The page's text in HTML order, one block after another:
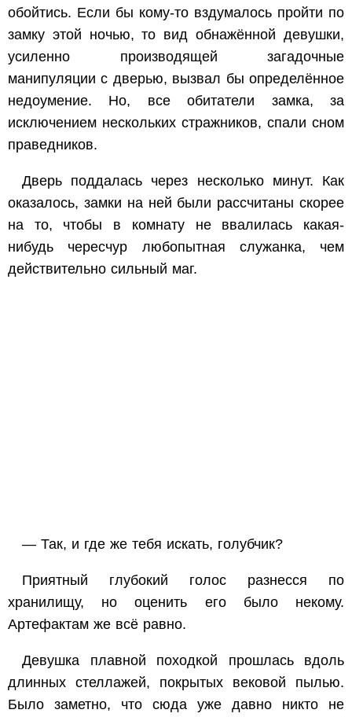
обойтись. Если бы кому-то вздумалось пройти по
замку этой ночью, то вид обнажённой девушки,
усиленно производящей загадочные
манипуляции с дверью, вызвал бы определённое
недоумение. Но, все обитатели замка, за
исключением нескольких стражников, спали сном
праведников.
Дверь поддалась через несколько минут. Как
оказалось, замки на ней были рассчитаны скорее
на то, чтобы в комнату не ввалилась какая-
нибудь чересчур любопытная служанка, чем
действительно сильный маг.
— Так, и где же тебя искать, голубчик?
Приятный глубокий голос разнесся по
хранилищу, но оценить его было некому.
Артефактам же всё равно.
Девушка плавной походкой прошлась вдоль
длинных стеллажей, покрытых вековой пылью.
Было заметно, что сюда уже давно никто не